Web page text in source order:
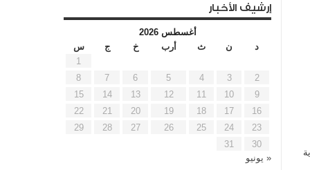
إرشيف الأخبار
أغسطس 2026
د
ن ث أرب خ ج
س
1
2
3
4
5
6
7
8
9
10
11
12
13
14
15
16
17
18
19
20
21
22
23
24
25
26
27
28
29
30
31
« يونيو